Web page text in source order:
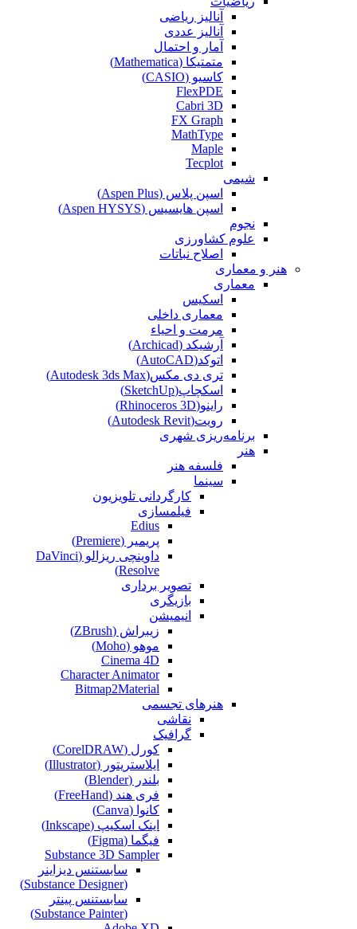
آنالیز ریاضی
آنالیز عددی
آمار و احتمال
متمتیکا (Mathematica)
کاسیو (CASIO)
FlexPDE
Cabri 3D
FX Graph
MathType
Maple
Tecplot
شیمی
اسپن پلاس (Aspen Plus)
اسپن هایسیس (Aspen HYSYS)
نجوم
علوم کشاورزی
اصلاح نباتات
هنر و معماری
معماری
اسکیس
معماری داخلی
مرمت و احیاء
آرشیکد (Archicad)
اتوکد(AutoCAD)
تری دی مکس(Autodesk 3ds Max)
اسکچاپ(SketchUp)
راینو(Rhinoceros 3D)
رویت(Autodesk Revit)
برنامه‌ریزی شهری
هنر
فلسفه هنر
سینما
کارگردانی تلویزیون
فیلمسازی
Edius
پریمیر (Premiere)
داوینچی ریزالو (DaVinci
Resolve)
تصویر برداری
بازیگری
انیمیشن
زیبراش (ZBrush)
موهو (Moho)
Cinema 4D
Character Animator
Bitmap2Material
هنرهای تجسمی
نقاشی‌
گرافیک
کورل (CorelDRAW)
ایلاستریتور (Illustrator)
بلندر (Blender)
فری هند (FreeHand)
کانوا (Canva)
اینک اسکیپ (Inkscape)
فیگما (Figma‎)
Substance 3D Sampler
سابستنس دیزاینر
(Substance Designer)
سابستنس پینتر
(Substance Painter)